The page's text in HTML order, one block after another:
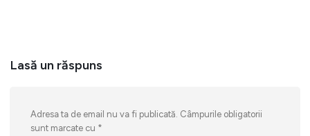
Lasă un răspuns
Adresa ta de email nu va fi publicată. Câmpurile obligatorii
sunt marcate cu *